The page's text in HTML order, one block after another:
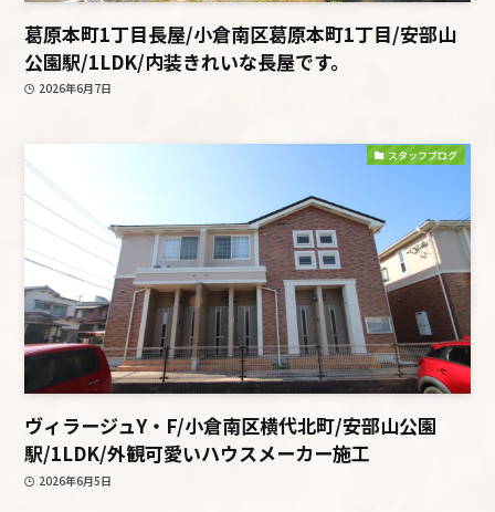
葛原本町1丁目長屋/小倉南区葛原本町1丁目/安部山
公園駅/1LDK/内装きれいな長屋です。
2026年6月7日
スタッフブログ
ヴィラージュY・F/小倉南区横代北町/安部山公園
駅/1LDK/外観可愛いハウスメーカー施工
2026年6月5日